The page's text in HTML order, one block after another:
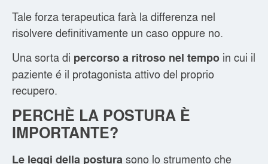
Tale forza terapeutica farà la differenza nel
risolvere definitivamente un caso oppure no.
Una sorta di percorso a ritroso nel tempo in cui il
paziente é il protagonista attivo del proprio
recupero.
PERCHÈ LA POSTURA È
IMPORTANTE?
Le leggi della posturasono lo strumento che